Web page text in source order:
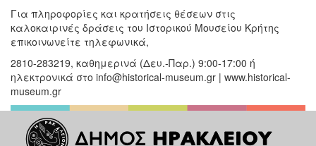
Για πληροφορίες και κρατήσεις θέσεων στις
καλοκαιρινές δράσεις του Ιστορικού Μουσείου Κρήτης
επικοινωνείτε τηλεφωνικά,
2810-283219, καθημερινά (Δευ.-Παρ.) 9:00-17:00 ή
ηλεκτρονικά στο info@historical-museum.gr | www.historical-
museum.gr